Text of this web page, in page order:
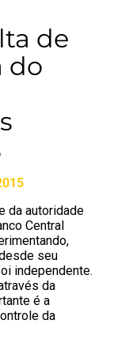
de
do
da autoridade
Central
seu
independente.
da
é a
da